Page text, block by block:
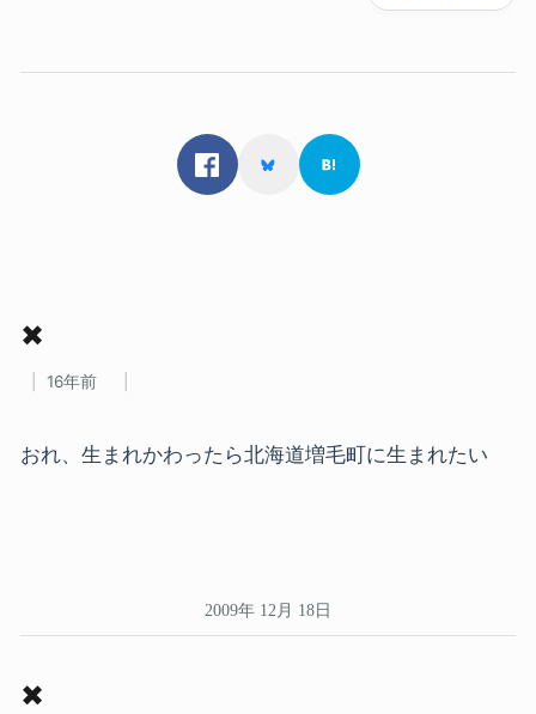
✖
16年前
おれ、生まれかわったら北海道増毛町に生まれたい
2009年 12月 18日
✖